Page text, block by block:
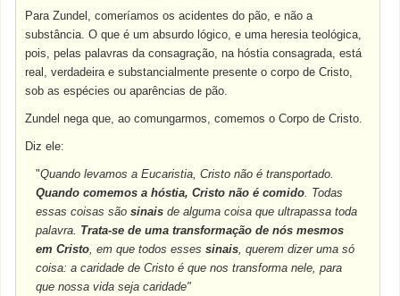
Para Zundel, comeríamos os acidentes do pão, e não a
substância. O que é um absurdo lógico, e uma heresia teológica,
pois, pelas palavras da consagração, na hóstia consagrada, está
real, verdadeira e substancialmente presente o corpo de Cristo,
sob as espécies ou aparências de pão.
Zundel nega que, ao comungarmos, comemos o Corpo de Cristo.
Diz ele:
"Quando levamos a Eucaristia, Cristo não é transportado.
Quando comemos a hóstia, Cristo não é comido. Todas
essas coisas sãosinais de alguma coisa que ultrapassa toda
palavra. Trata-se de uma transformação de nós mesmos
em Cristo, em que todos essessinais, querem dizer uma só
coisa: a caridade de Cristo é que nos transforma nele, para
que nossa vida seja caridade"